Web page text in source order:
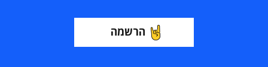
הרשמה